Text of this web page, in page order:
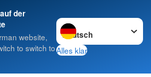
der
website,
to switch to
Sprache wechseln zu
Alles klar